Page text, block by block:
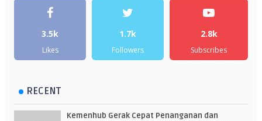
3.5k
Likes
1.7k
Followers
2.8k
Subscribes
RECENT
Kemenhub Gerak Cepat Penanganan dan